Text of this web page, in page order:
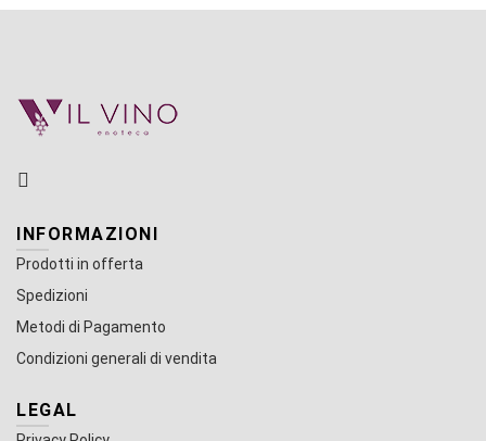
INFORMAZIONI
Prodotti in offerta
Spedizioni
Metodi di Pagamento
Condizioni generali di vendita
LEGAL